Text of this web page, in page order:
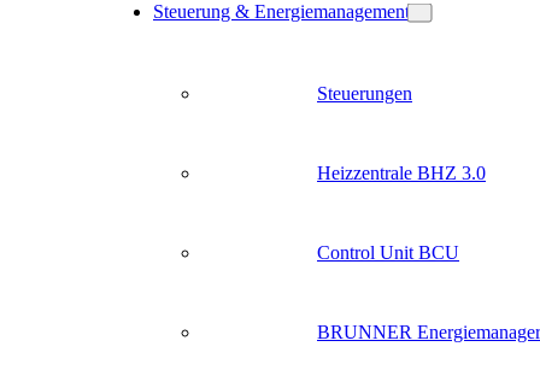
Steuerung & Energiemanagement
Steuerungen
Heizzentrale BHZ 3.0
Control Unit BCU
BRUNNER Energiemanager